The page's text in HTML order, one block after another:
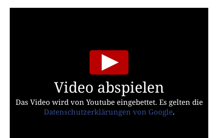
Video abspielen
Das Video wird von Youtube eingebettet. Es gelten die
Datenschutzerklärungen von Google.